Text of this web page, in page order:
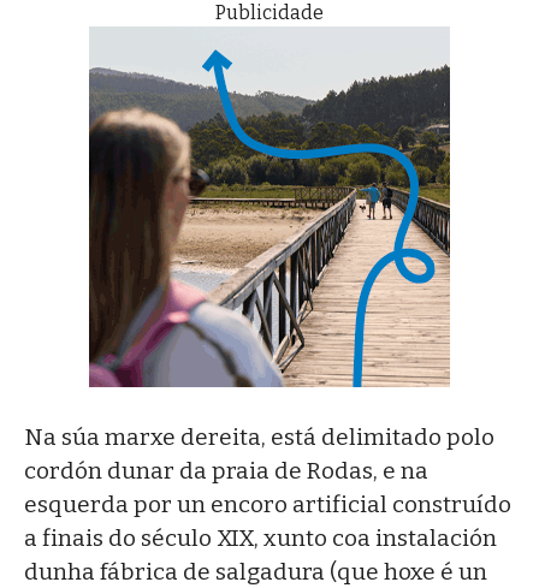
Publicidade
Na súa marxe dereita, está delimitado polo
cordón dunar da praia de Rodas, e na
esquerda por un encoro artificial construído
a finais do século XIX, xunto coa instalación
dunha fábrica de salgadura (que hoxe é un